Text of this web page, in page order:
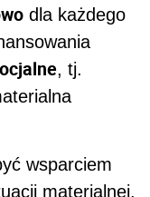
dla każdego
, tj.
wsparciem
materialnej.